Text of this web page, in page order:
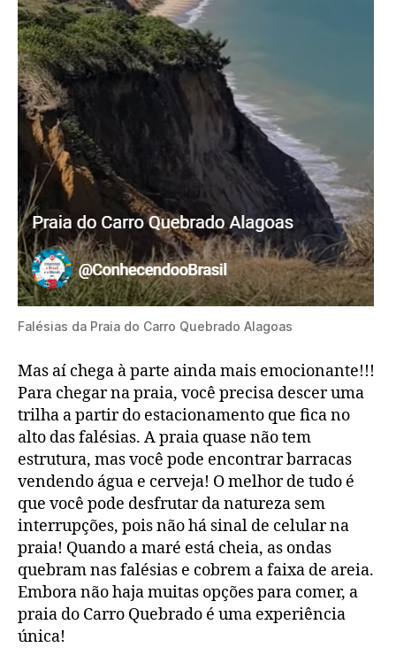
Falésias da Praia do Carro Quebrado Alagoas
Mas aí chega à parte ainda mais emocionante!!!
Para chegar na praia, você precisa descer uma
trilha a partir do estacionamento que fica no
alto das falésias. A praia quase não tem
estrutura, mas você pode encontrar barracas
vendendo água e cerveja! O melhor de tudo é
que você pode desfrutar da natureza sem
interrupções, pois não há sinal de celular na
praia! Quando a maré está cheia, as ondas
quebram nas falésias e cobrem a faixa de areia.
Embora não haja muitas opções para comer, a
praia do Carro Quebrado é uma experiência
única!